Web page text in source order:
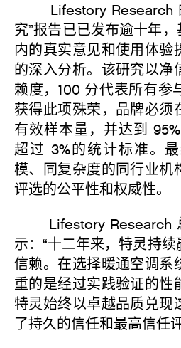
Lifestory Research
究”报告已已发布逾十年
内的真实意见和使用体验
的深入分析。该研究以净
赖度，100 分代表所有参
获得此项殊荣，品牌必须
有效样本量，并达到
超过 3%的统计标准。
模、同复杂度的同行业机
评选的公平性和权威性。
Lifestory Research
示：“十二年来，特灵持
信赖。在选择暖通空调系
重的是经过实践验证的性
特灵始终以卓越品质兑现
了持久的信任和最高信任